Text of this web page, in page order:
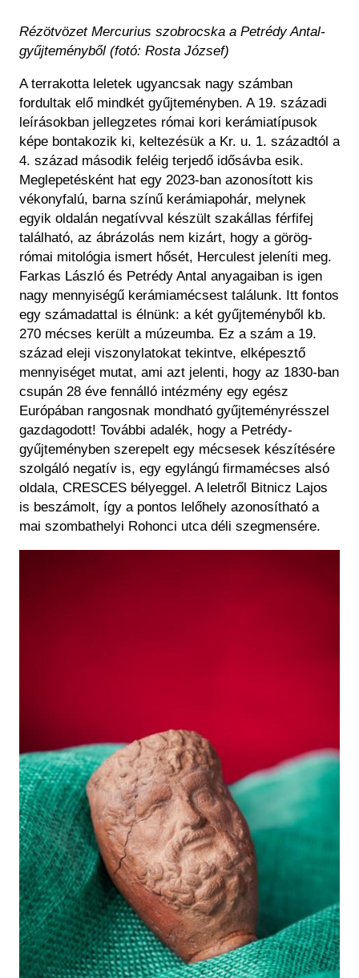
Rézötvözet Mercurius szobrocska a Petrédy Antal-
gyűjteményből (fotó: Rosta József)
A terrakotta leletek ugyancsak nagy számban
fordultak elő mindkét gyűjteményben. A 19. századi
leírásokban jellegzetes római kori kerámiatípusok
képe bontakozik ki, keltezésük a Kr. u. 1. századtól a
4. század második feléig terjedő idősávba esik.
Meglepetésként hat egy 2023-ban azonosított kis
vékonyfalú, barna színű kerámiapohár, melynek
egyik oldalán negatívval készült szakállas férfifej
található, az ábrázolás nem kizárt, hogy a görög-
római mitológia ismert hősét, Herculest jeleníti meg.
Farkas László és Petrédy Antal anyagaiban is igen
nagy mennyiségű kerámiamécsest találunk. Itt fontos
egy számadattal is élnünk: a két gyűjteményből kb.
270 mécses került a múzeumba. Ez a szám a 19.
század eleji viszonylatokat tekintve, elképesztő
mennyiséget mutat, ami azt jelenti, hogy az 1830-ban
csupán 28 éve fennálló intézmény egy egész
Európában rangosnak mondható gyűjteményrésszel
gazdagodott! További adalék, hogy a Petrédy-
gyűjteményben szerepelt egy mécsesek készítésére
szolgáló negatív is, egy egylángú firmamécses alsó
oldala, CRESCES bélyeggel. A leletről Bitnicz Lajos
is beszámolt, így a pontos lelőhely azonosítható a
mai szombathelyi Rohonci utca déli szegmensére.